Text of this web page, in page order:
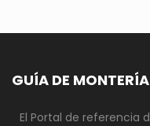
GUÍA DE
El Portal de referencia